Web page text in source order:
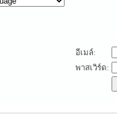
อีเมล์:
พาสเวิร์ด: